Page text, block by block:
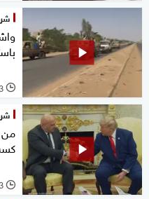
l
23
من
l
23